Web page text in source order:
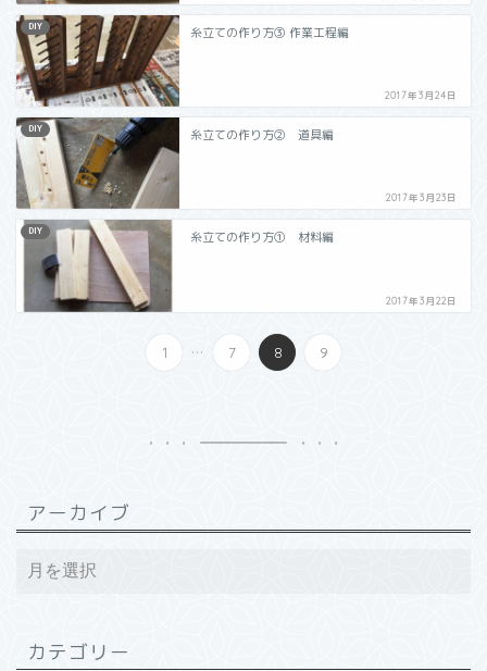
DIY 糸立ての作り方③ 作業工程編
2017年3月24日
DIY 糸立ての作り方② 道具編
2017年3月23日
DIY 糸立ての作り方① 材料編
2017年3月22日
1 ... 7 8 9
アーカイブ
カテゴリー